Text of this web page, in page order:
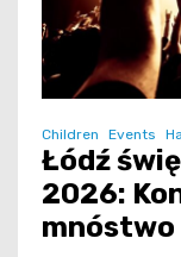
Children Events
Łódź
2026: